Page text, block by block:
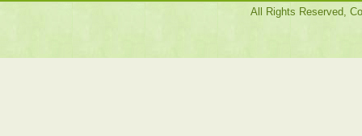
All Rights Reserved,